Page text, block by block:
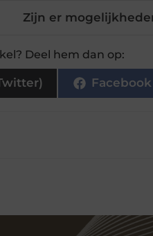
Zijn er
Deel hem dan op:
Facebook